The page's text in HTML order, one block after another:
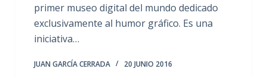
primer museo digital del mundo dedicado
exclusivamente al humor gráfico. Es una
iniciativa…
JUAN GARCÍA CERRADA 20 JUNIO 2016